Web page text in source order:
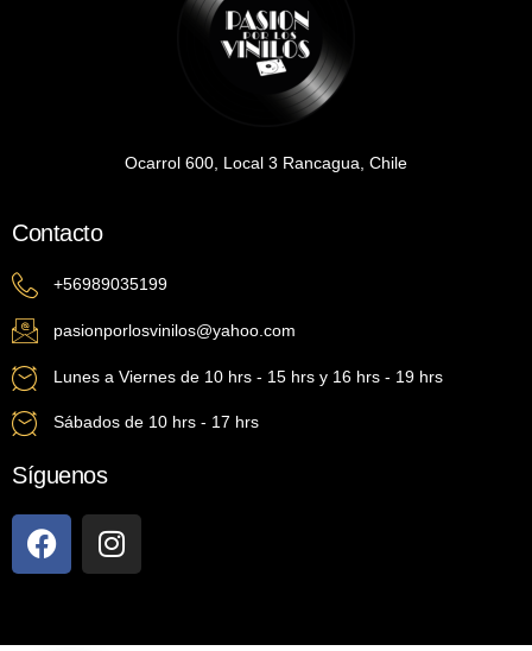
Ocarrol 600, Local 3 Rancagua, Chile
Contacto
+56989035199
pasionporlosvinilos@yahoo.com
Lunes a Viernes de 10 hrs - 15 hrs y 16 hrs - 19 hrs
Sábados de 10 hrs - 17 hrs
Síguenos